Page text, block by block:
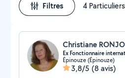
Filtres 4
Christiane
Ex Fonctionnaire
Épinouze (Épinouze)
3,8/5 (8 avis)